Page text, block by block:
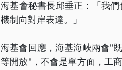
海基會秘書長邱垂正：「我
機制向對岸表達。」
海基會回應，海基海峽兩會"
等開放"，不會是單方面，工